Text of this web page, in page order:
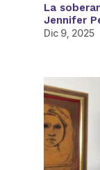
La
Jennifer
Dic 9, 2025